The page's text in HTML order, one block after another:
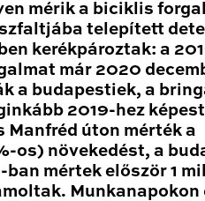
mérik a biciklis
telepített
kerékpároztak: a
már 2020
a budapestiek, a
2019-hez
Manfréd úton mérték a
os) növekedést, a
mértek először 1
Munkanapokon